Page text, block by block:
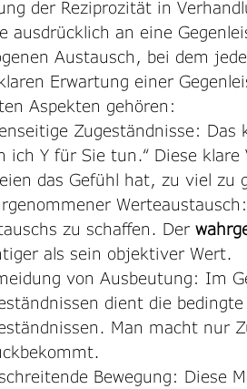
der Reziprozität in
ausdrücklich an eine
Austausch, bei dem
Erwartung einer
Aspekten gehören:
Zugeständnisse: Das
ich Y für Sie tun.“ Diese
das Gefühl hat, zu viel zu
zu schaffen. Der
als sein objektiver Wert.
von Ausbeutung: Im
dient die
Man macht nur
Bewegung: Diese